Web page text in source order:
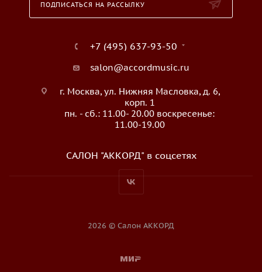
ПОДПИСАТЬСЯ НА РАССЫЛКУ
+7 (495) 637-93-50
salon@accordmusic.ru
г. Москва, ул. Нижняя Масловка, д. 6,
корп. 1
пн. - сб.: 11.00- 20.00 воскресенье:
11.00-19.00
САЛОН "АККОРД" в соцсетях
2026 © Салон АККОРД